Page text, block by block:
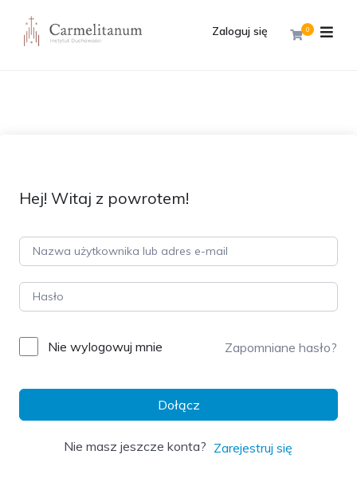
0
Zaloguj się
Hej! Witaj z powrotem!
Nie wylogowuj mnie Zapomniane hasło?
Dołącz
Nie masz jeszcze konta? Zarejestruj się